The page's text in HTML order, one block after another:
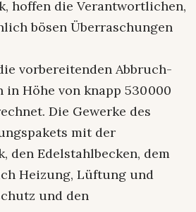
hoffen die Verantwortlichen,
bösen Überraschungen
vorbereitenden Abbruch-
Höhe von knapp 530 000
Die Gewerke des
mit der
den Edelstahlbecken, dem
Heizung, Lüftung und
und den